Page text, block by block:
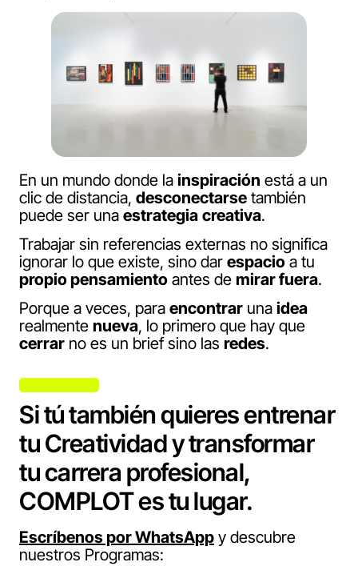
En un mundo donde la inspiración está a un
clic de distancia, desconectarse también
puede ser una estrategia creativa.
Trabajar sin referencias externas no significa
ignorar lo que existe, sino dar espacio a tu
propio pensamiento antes de mirar fuera.
Porque a veces, para encontrar una idea
realmente nueva, lo primero que hay que
cerrar no es un brief sino las redes.
Si tú también quieres entrenar
tu Creatividad y transformar
tu carrera profesional,
COMPLOT es tu lugar.
Escríbenos por WhatsApp y descubre
nuestros Programas: